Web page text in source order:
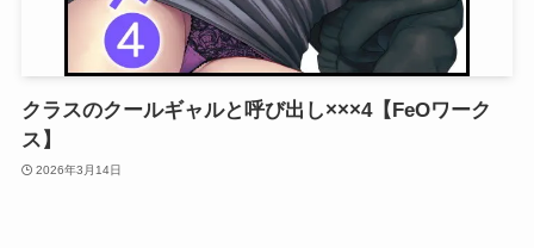
クラスのクールギャルと呼び出し×××4【FeOワーク
ス】
2026年3月14日